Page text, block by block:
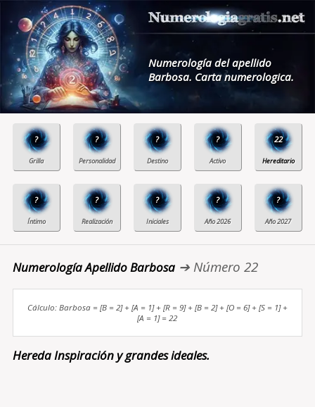
Numerología del apellido
Barbosa. Carta numerologica.
? ? ? ? 22
? ? ? ? ?
Numerología Apellido Barbosa➔ Número 22
Cálculo: Barbosa = [B = 2] + [A = 1] + [R = 9] + [B = 2] + [O = 6] + [S = 1] +
[A = 1] = 22
Hereda Inspiración y grandes ideales.